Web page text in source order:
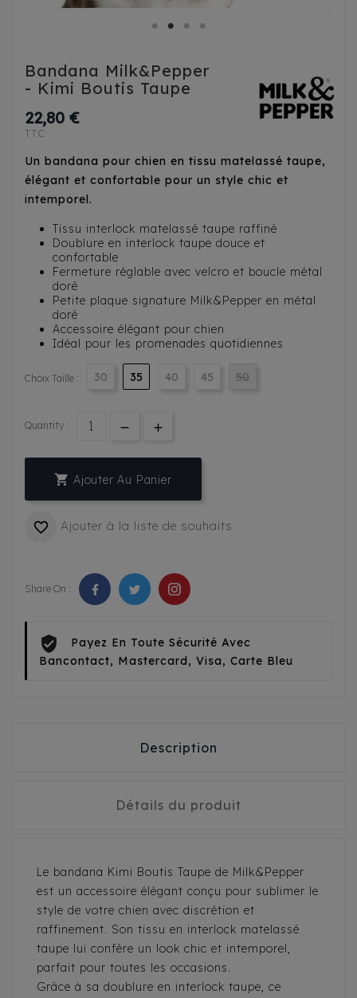
Bandana Milk&Pepper
- Kimi Boutis Taupe
22,80 €
TTC
Un bandana pour chien en tissu matelassé taupe,
élégant et confortable pour un style chic et
intemporel.
Tissu interlock matelassé taupe raffiné
Doublure en interlock taupe douce et
confortable
Fermeture réglable avec velcro et boucle métal
doré
Petite plaque signature Milk&Pepper en métal
doré
Accessoire élégant pour chien
Idéal pour les promenades quotidiennes
Choix Taille : 30 35 40 45 50
Quantity :
 Ajouter Au Panier
 Ajouter à la liste de souhaits
Share On :
Payez En Toute Sécurité Avec
Bancontact, Mastercard, Visa, Carte Bleu
Description
Détails du produit
Le bandana Kimi Boutis Taupe de Milk&Pepper
est un accessoire élégant conçu pour sublimer le
style de votre chien avec discrétion et
raffinement. Son tissu en interlock matelassé
taupe lui confère un look chic et intemporel,
parfait pour toutes les occasions.
Grâce à sa doublure en interlock taupe, ce